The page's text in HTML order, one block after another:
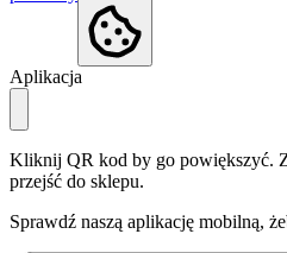
Aplikacja
Kliknij QR kod by go powiększyć.
przejść do sklepu.
Sprawdź naszą aplikację mobilną,